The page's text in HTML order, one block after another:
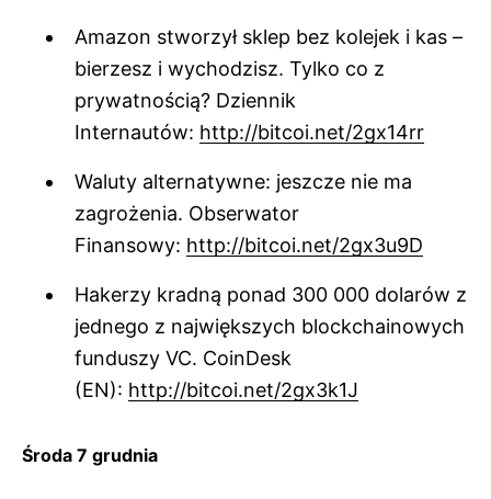
Amazon stworzył sklep bez kolejek i kas –
bierzesz i wychodzisz. Tylko co z
prywatnością? Dziennik
Internautów: http://bitcoi.net/2gx14rr
Waluty alternatywne: jeszcze nie ma
zagrożenia. Obserwator
Finansowy: http://bitcoi.net/2gx3u9D
Hakerzy kradną ponad 300 000 dolarów z
jednego z największych blockchainowych
funduszy VC. CoinDesk
(EN): http://bitcoi.net/2gx3k1J
Środa 7 grudnia